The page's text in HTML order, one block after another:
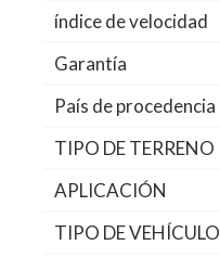
índice de velocidad
Garantía
País de procedencia
TIPO DE TERRENO
APLICACIÓN
TIPO DE VEHÍCULO